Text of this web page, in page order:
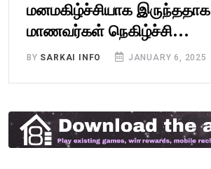
மனமகிழ்ச்சியாக இருந்ததாக
மாணவர்கள் நெகிழ்ச்சி...
BY SARKAI INFO JANUARY 6, 2025